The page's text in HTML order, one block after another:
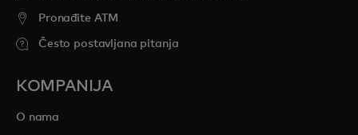
Pronađite ATM
Često postavljana pitanja
KOMPANIJA
O nama